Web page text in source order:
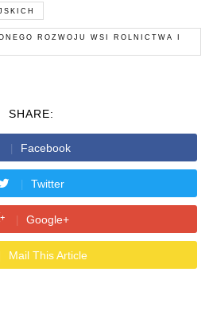
ROZWOJU WSI ROLNICTWA I
SHARE:
Facebook
Twitter
Google+
Mail This Article